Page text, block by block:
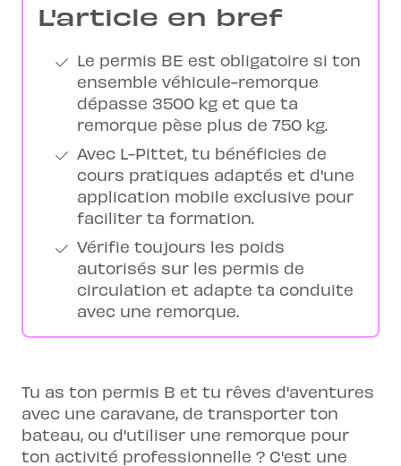
L'article en bref
Le permis BE est obligatoire si ton
ensemble véhicule-remorque
dépasse 3500 kg et que ta
remorque pèse plus de 750 kg.
Avec L-Pittet, tu bénéficies de
cours pratiques adaptés et d'une
application mobile exclusive pour
faciliter ta formation.
Vérifie toujours les poids
autorisés sur les permis de
circulation et adapte ta conduite
avec une remorque.
Tu as ton permis B et tu rêves d'aventures
avec une caravane, de transporter ton
bateau, ou d'utiliser une remorque pour
ton activité professionnelle ? C'est une